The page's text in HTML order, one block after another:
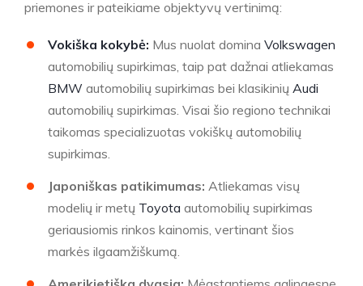
priemones ir pateikiame objektyvų vertinimą:
Vokiška kokybė: Mus nuolat domina Volkswagen
automobilių supirkimas, taip pat dažnai atliekamas
BMW automobilių supirkimas bei klasikinių Audi
automobilių supirkimas. Visai šio regiono technikai
taikomas specializuotas vokiškų automobilių
supirkimas.
Japoniškas patikimumas: Atliekamas visų
modelių ir metų Toyota automobilių supirkimas
geriausiomis rinkos kainomis, vertinant šios
markės ilgaamžiškumą.